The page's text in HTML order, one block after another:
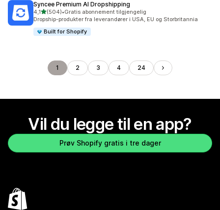
Syncee Premium AI Dropshipping
4,1av 5 stjerner
(504)
Totalt 504 omtaler
•Gratis abonnement tilgjengelig
Dropship-produkter fra leverandører i USA, EU og Storbritannia
Built for Shopify
1 2 3 4 24
Vil du legge til en app?
Prøv Shopify gratis i tre dager